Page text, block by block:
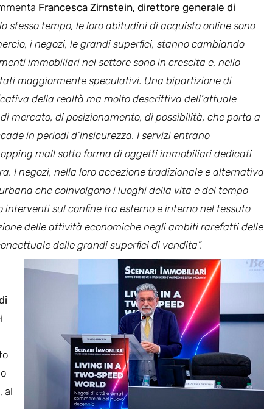
Francesca Zirnstein, direttore generale di
stesso tempo, le loro abitudini di acquisto online sono
i negozi, le grandi superfici, stanno cambiando
immobiliari nel settore sono in crescita e, nello
maggiormente speculativi. Una bipartizione di
della realtà ma molto descrittiva dell’attuale
mercato, di posizionamento, di possibilità, che porta a
in periodi d’insicurezza. I servizi entrano
mall sotto forma di oggetti immobiliari dedicati
I negozi, nella loro accezione tradizionale e alternativa
che coinvolgono i luoghi della vita e del tempo
sul confine tra esterno e interno nel tessuto
delle attività economiche negli ambiti rarefatti delle
delle grandi superfici di vendita”.
al